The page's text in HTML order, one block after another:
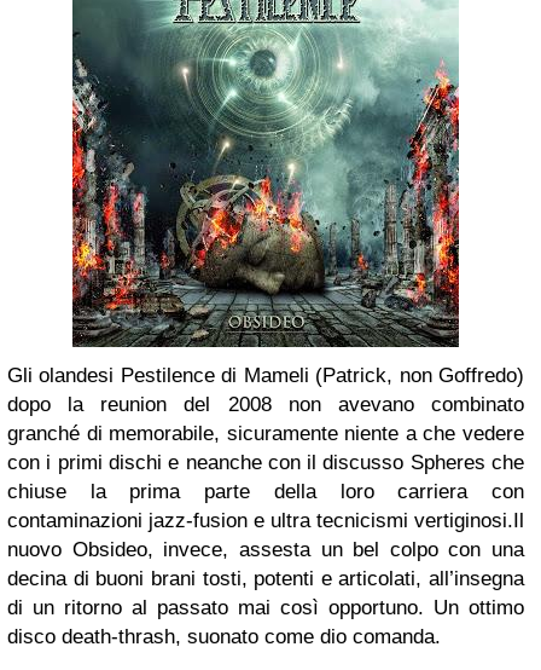
Gli olandesi Pestilence di Mameli (Patrick, non Goffredo)
dopo la reunion del 2008 non avevano combinato
granché di memorabile, sicuramente niente a che vedere
con i primi dischi e neanche con il discusso Spheres che
chiuse la prima parte della loro carriera con
contaminazioni jazz-fusion e ultra tecnicismi vertiginosi.Il
nuovo Obsideo, invece, assesta un bel colpo con una
decina di buoni brani tosti, potenti e articolati, all’insegna
di un ritorno al passato mai così opportuno. Un ottimo
disco death-thrash, suonato come dio comanda.